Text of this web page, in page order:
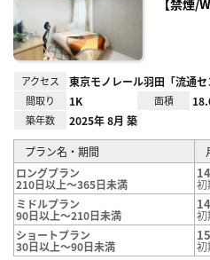
アクセス 東京モノレール羽田「流通
間取り 1K 面積
築年数 2025年 8月 築
プラン名・期間
ロングプラン
210日以上～365日未満
初
ミドルプラン
90日以上～210日未満
初
ショートプラン
30日以上～90日未満 初